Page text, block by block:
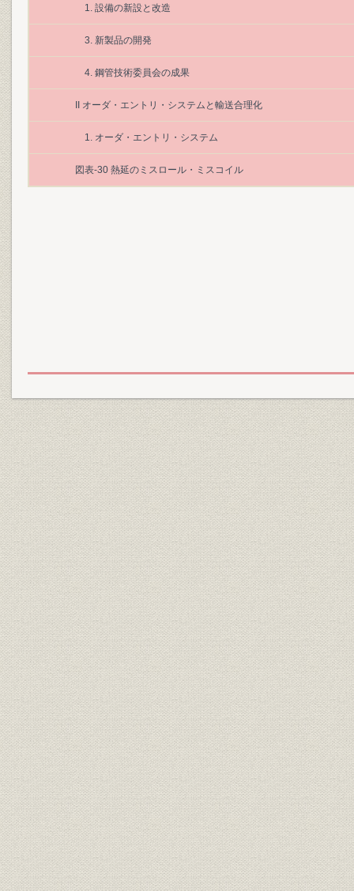
1. 設備の新設と改造
3. 新製品の開発
4. 鋼管技術委員会の成果
II オーダ・エントリ・システムと輸送合理化
1. オーダ・エントリ・システム
図表‐30 熱延のミスロール・ミスコイル